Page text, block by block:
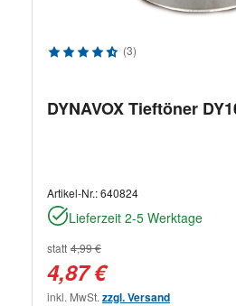
Durchschnittliche Bewertung
(3)
DYNAVOX Tieftöner
Artikel-Nr.:640824
Lieferzeit 2-5 Werktage
statt 4,99 €
4,87 €
inkl. MwSt. zzgl. Versand